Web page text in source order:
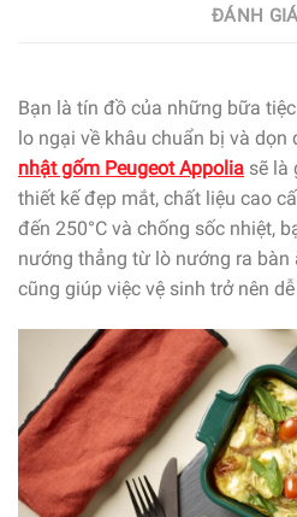
ĐÁNH
Bạn là tín đồ của những bữa
lo ngại về khâu chuẩn bị và dọn
nhật gốm Peugeot Appolia sẽ là
thiết kế đẹp mắt, chất liệu cao
đến 250°C và chống sốc nhiệt,
nướng thẳng từ lò nướng ra bàn
cũng giúp việc vệ sinh trở nên